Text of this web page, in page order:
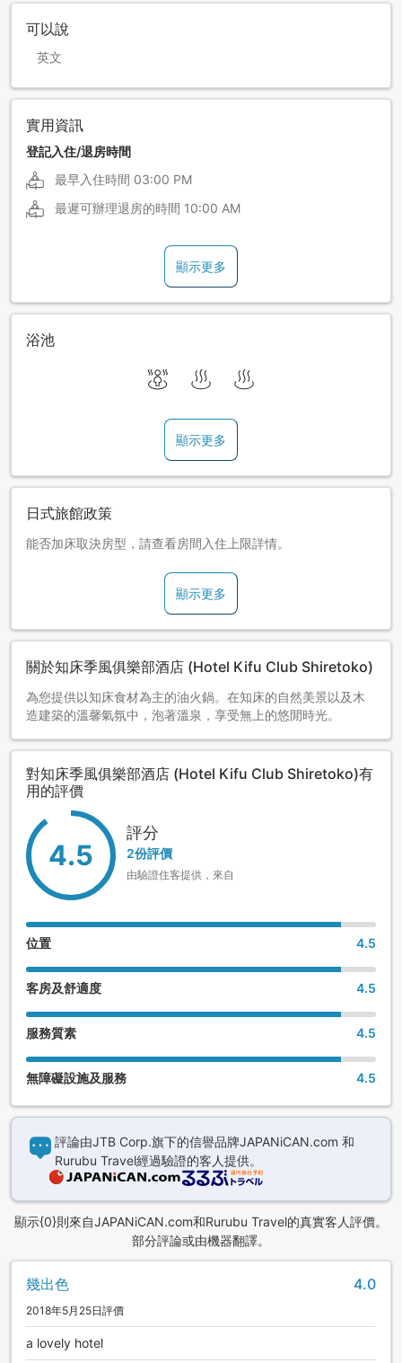
可以說
英文
實用資訊
登記入住/退房時間
最早入住時間 03:00 PM
最遲可辦理退房的時間 10:00 AM
顯示更多
浴池
顯示更多
日式旅館政策
能否加床取決房型，請查看房間入住上限詳情。
顯示更多
關於知床季風俱樂部酒店 (Hotel Kifu Club Shiretoko)
為您提供以知床食材為主的油火鍋。在知床的自然美景以及木
造建築的溫馨氣氛中，泡著溫泉，享受無上的悠閒時光。
對知床季風俱樂部酒店 (Hotel Kifu Club Shiretoko)有
用的評價
4.5
評分
2份評價
由驗證住客提供，來自
位置 4.5
客房及舒適度 4.5
服務質素 4.5
無障礙設施及服務 4.5
評論由JTB Corp.旗下的信譽品牌JAPANiCAN.com 和
Rurubu Travel經過驗證的客人提供。
顯示{0}則來自JAPANiCAN.com和Rurubu Travel的真實客人評價。
部分評論或由機器翻譯。
幾出色 4.0
2018年5月25日評價
a lovely hotel